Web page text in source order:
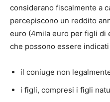
considerano fiscalmente a
percepiscono un reddito
euro (4mila euro per figli di
che possono essere
il coniuge non
i figli, compresi i figli